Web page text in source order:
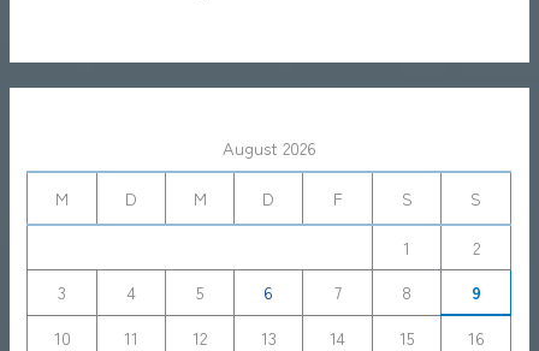
August 2026
M
D M D F S
S
1
2
3
4 5 6 7 8
9
10
11 12 13 14 15
16